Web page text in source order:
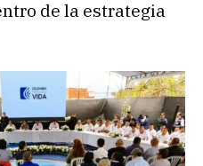
de la estrategia